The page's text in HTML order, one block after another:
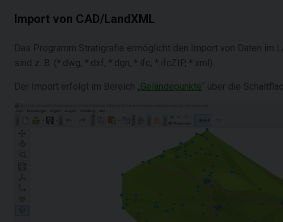
Import von CAD/LandXML
Das Programm Stratigrafie ermöglicht den Import von Daten im
sind z. B. (*.dwg, *.dxf, *.dgn, *.ifc, *.ifcZIP, *.xml).
Der Import erfolgt im Bereich „Geländepunkte“ über die